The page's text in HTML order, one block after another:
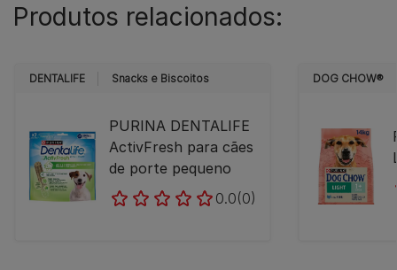
Produtos relacionados:
DENTALIFE Snacks e Biscoitos
PURINA DENTALIFE
ActivFresh para cães
de porte pequeno
0.0(0)
DOG CHOW®